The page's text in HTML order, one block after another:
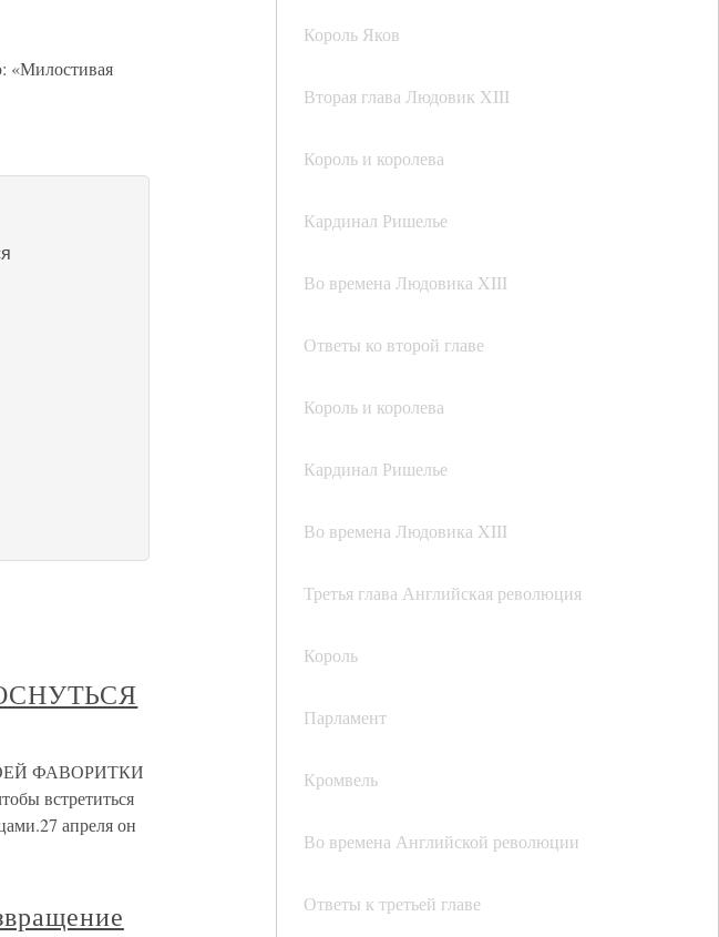
Король Яков
Вторая глава Людовик XIII
Король и королева
Кардинал Ришелье
Во времена Людовика XIII
Ответы ко второй главе
Король и королева
Кардинал Ришелье
Во времена Людовика XIII
Третья глава Английская революция
Король
Парламент
Кромвель
Во времена Английской революции
Ответы к третьей главе
«Милостивая
ФАВОРИТКИ
встретиться
апреля он